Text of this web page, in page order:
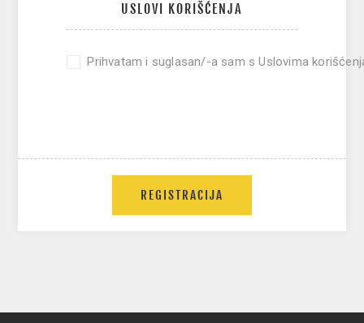
USLOVI KORIŠĆENJA
Prihvatam i suglasan/-a sam s Uslovima